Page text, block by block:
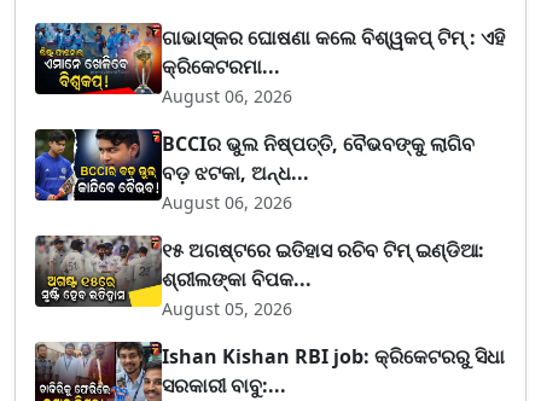
ଗାଭାସ୍କର ଘୋଷଣା କଲେ ବିଶ୍ୱକପ୍ ଟିମ୍ : ଏହି
କ୍ରିକେଟରମା...
August 06, 2026
BCCIର ଭୁଲ ନିଷ୍ପତ୍ତି, ବୈଭବଙ୍କୁ ଲାଗିବ
ବଡ଼ ଝଟକା, ଅନ୍ଧ...
August 06, 2026
୧୫ ଅଗଷ୍ଟରେ ଇତିହାସ ରଚିବ ଟିମ୍ ଇଣ୍ଡିଆ:
ଶ୍ରୀଲଙ୍କା ବିପକ...
August 05, 2026
Ishan Kishan RBI job: କ୍ରିକେଟରରୁ ସିଧା
ସରକାରୀ ବାବୁ:...